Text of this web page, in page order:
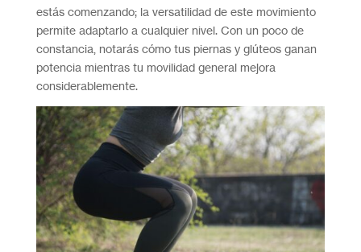
estás comenzando; la versatilidad de este movimiento
permite adaptarlo a cualquier nivel. Con un poco de
constancia, notarás cómo tus piernas y glúteos ganan
potencia mientras tu movilidad general mejora
considerablemente.